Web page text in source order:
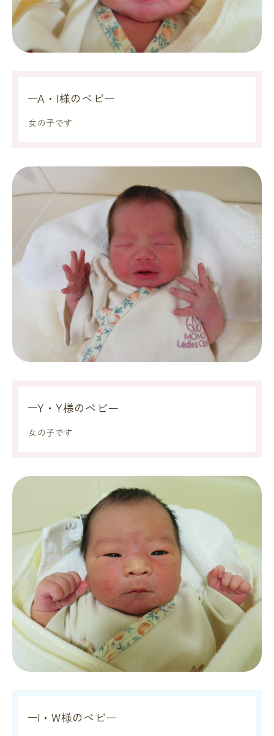
A・I様のベビー
女の子です
Y・Y様のベビー
女の子です
I・W様のベビー